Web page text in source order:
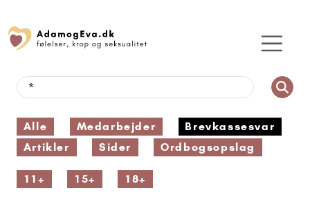
Alle Medarbejder
Brevkassesvar
Artikler
Sider Ordbogsopslag
11+ 15+ 18+